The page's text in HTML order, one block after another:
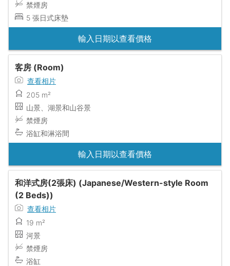
禁煙房
5 張日式床墊
輸入日期以查看價格
客房 (Room)
查看相片
205 m²
山景、湖景和山谷景
禁煙房
浴缸和淋浴間
輸入日期以查看價格
和洋式房(2張床) (Japanese/Western-style Room
(2 Beds))
查看相片
19 m²
河景
禁煙房
浴缸